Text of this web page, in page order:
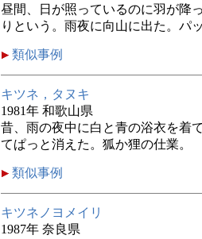
昼間、日が照っているのに羽が降
りという。雨夜に向山に出た。パ
類似事例
キツネ，タヌキ
1981年 和歌山県
昔、雨の夜中に白と青の浴衣を着
てぱっと消えた。狐か狸の仕業。
類似事例
キツネノヨメイリ
1987年 奈良県